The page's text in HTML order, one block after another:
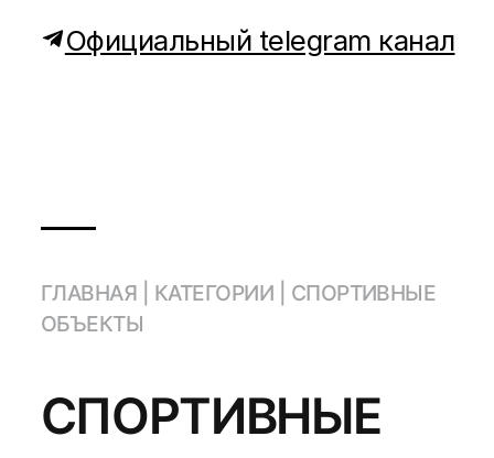
Официальный telegram канал
ГЛАВНАЯ КАТЕГОРИИ
СПОРТИВНЫЕ
ОБЪЕКТЫ
СПОРТИВНЫЕ